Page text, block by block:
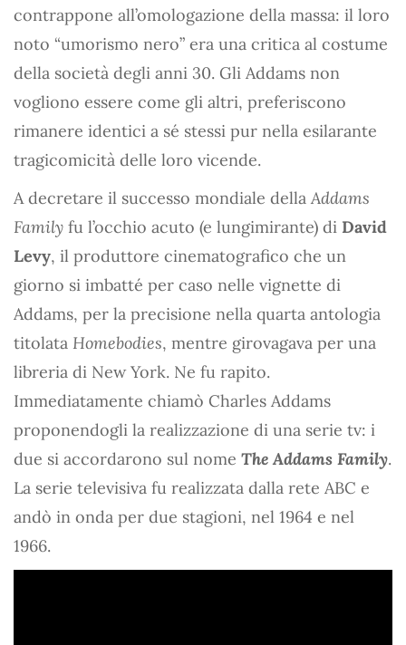
contrappone all’omologazione della massa: il loro
noto “umorismo nero” era una critica al costume
della società degli anni 30. Gli Addams non
vogliono essere come gli altri, preferiscono
rimanere identici a sé stessi pur nella esilarante
tragicomicità delle loro vicende.
A decretare il successo mondiale della Addams
Family fu l’occhio acuto (e lungimirante) di David
Levy, il produttore cinematografico che un
giorno si imbatté per caso nelle vignette di
Addams, per la precisione nella quarta antologia
titolata Homebodies, mentre girovagava per una
libreria di New York. Ne fu rapito.
Immediatamente chiamò Charles Addams
proponendogli la realizzazione di una serie tv: i
due si accordarono sul nome The Addams Family.
La serie televisiva fu realizzata dalla rete ABC e
andò in onda per due stagioni, nel 1964 e nel
1966.